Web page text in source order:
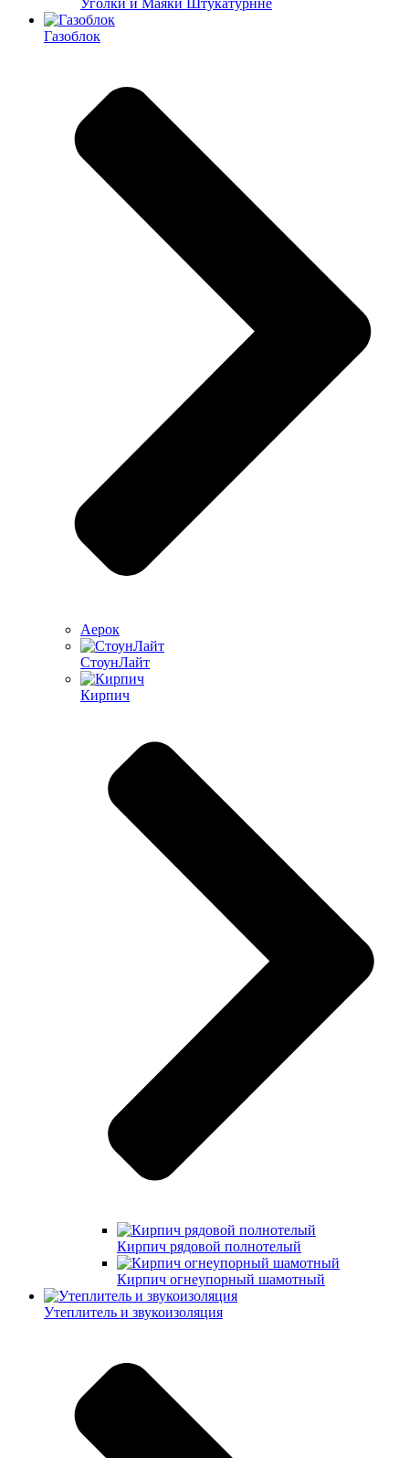
Газоблок
Аерок
СтоунЛайт
Кирпич
Кирпич рядовой полнотелый
Кирпич огнеупорный шамотный
Утеплитель и звукоизоляция